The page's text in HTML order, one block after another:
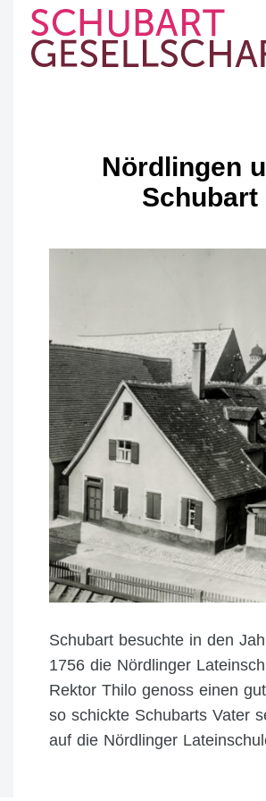
content
Nördlingen
Schubart
Schubart besuchte in den
1756 die Nördlinger
Rektor Thilo genoss einen
so schickte Schubarts Vater
auf die Nördlinger